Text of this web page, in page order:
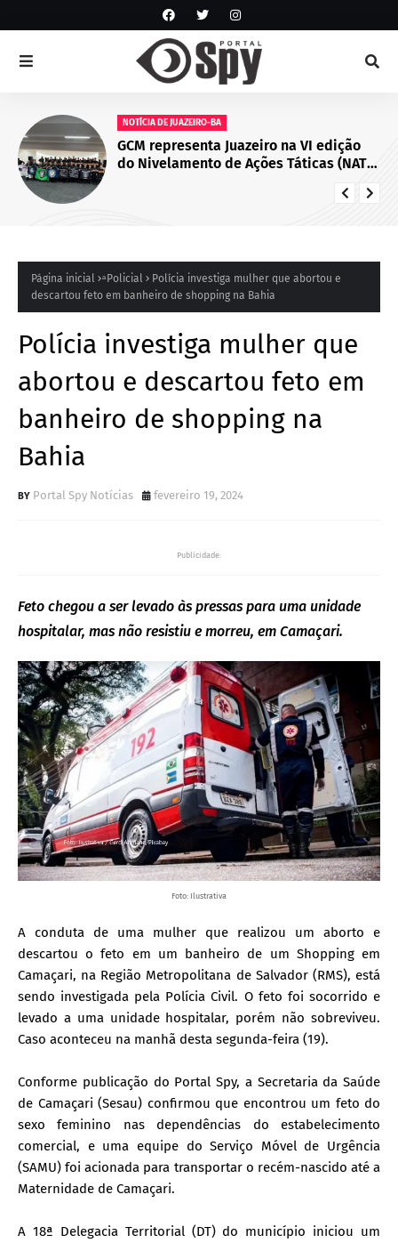
NOTÍCIA DE JUAZEIRO-BA
GCM representa Juazeiro na VI edição
do Nivelamento de Ações Táticas (NAT-
Página inicial ͣ Policial
Polícia investiga mulher que abortou e
descartou feto em banheiro de shopping na Bahia
Polícia investiga mulher que
abortou e descartou feto em
banheiro de shopping na
Bahia
Portal Spy Notícias fevereiro 19, 2024
Publicidade:
Feto chegou a ser levado às pressas para uma unidade
hospitalar, mas não resistiu e morreu, em Camaçari.
Foto: Ilustrativa
A conduta de uma mulher que realizou um aborto e
descartou o feto em um banheiro de um Shopping em
Camaçari, na Região Metropolitana de Salvador (RMS), está
sendo investigada pela Polícia Civil. O feto foi socorrido e
levado a uma unidade hospitalar, porém não sobreviveu.
Caso aconteceu na manhã desta segunda-feira (19).
Conforme publicação do Portal Spy, a Secretaria da Saúde
de Camaçari (Sesau) confirmou que encontrou um feto do
sexo feminino nas dependências do estabelecimento
comercial, e uma equipe do Serviço Móvel de Urgência
(SAMU) foi acionada para transportar o recém-nascido até a
Maternidade de Camaçari.
A 18ª Delegacia Territorial (DT) do município iniciou um